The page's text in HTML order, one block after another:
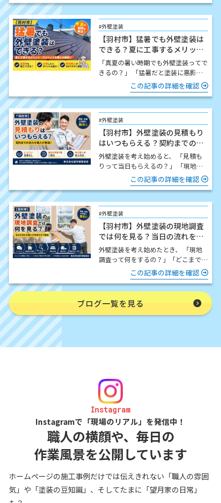
#外壁塗装
【羽村市】猛暑でも外壁塗装は
できる？夏に工事するメリッ
ト・注意点を職人が解説
「真夏の暑い時期でも外壁塗装ってで
きるの？」 「猛暑だと塗装に悪影響
はないの？」 この時期になると、こ
のようなご質問をいた…
この記事の詳細を確認
#外壁塗装
【羽村市】外壁塗装の見積もり
はいつもらえる？契約までの流
れを職人が解説
外壁塗装を考え始めると、 「見積も
りって当日もらえるの？」 「現地調
査したら契約しないといけないの？」
「どんな流れで進…
この記事の詳細を確認
#外壁塗装
【羽村市】外壁塗装の現地調査
では何を見る？当日の流れを職
人が写真付きで解説
外壁塗装を考え始めたとき、 「現地
調査って何をするの？」「どこまで細
かく見てもらえるの？」「時間はどの
くらいかかるの？」 この…
この記事の詳細を確認
ブログ一覧を見る
Instagram
Instagramで「現場のリアル」を発信中！
職人の横顔や、毎日の
作業風景を公開しています
ホームページの施工事例だけでは伝えきれない「職人の雰囲
気」や「塗装の豆知識」、そしてたまに「望月家の日常」